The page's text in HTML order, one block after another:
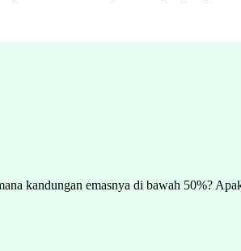
kandungan emasnya di bawah 50%?